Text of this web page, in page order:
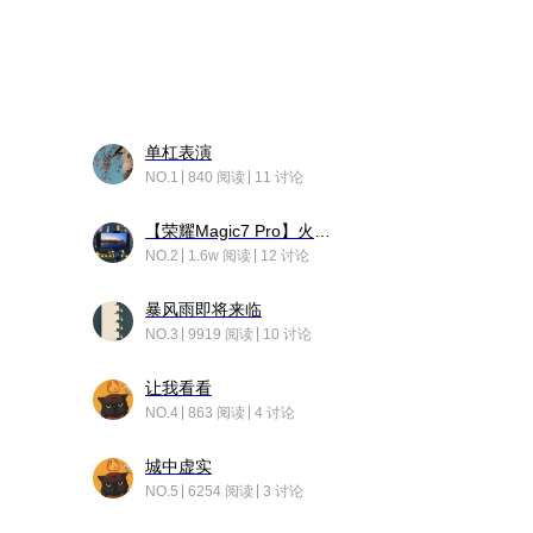
单杠表演
NO.1 840 阅读 11 讨论
NO.2 1.6w 阅读 12 讨论
暴风雨即将来临
NO.3 9919 阅读 10 讨论
让我看看
NO.4 863 阅读 4 讨论
城中虚实
NO.5 6254 阅读 3 讨论